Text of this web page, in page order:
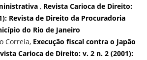
, Revista Carioca de Direito:
Revista de Direito da Procuradoria
do Rio de Janeiro
Correia, Execução fiscal contra o Japão
Carioca de Direito: v. 2 n. 2 (2001):